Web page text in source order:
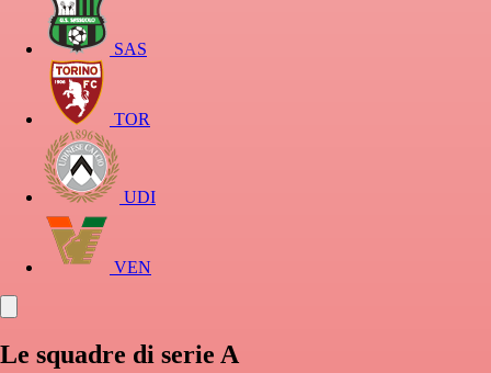
SAS
TOR
UDI
VEN
Le squadre di serie A